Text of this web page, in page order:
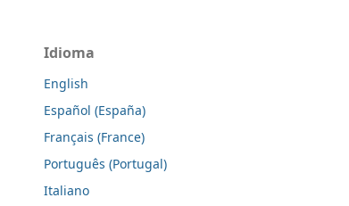
Idioma
English
Español (España)
Français (France)
Português (Portugal)
Italiano